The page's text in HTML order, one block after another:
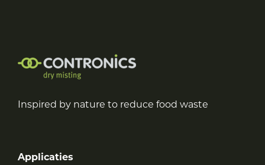
Inspired by nature to reduce food waste
Applicaties